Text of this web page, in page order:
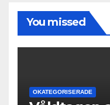
You missed
OKATEGORISERADE